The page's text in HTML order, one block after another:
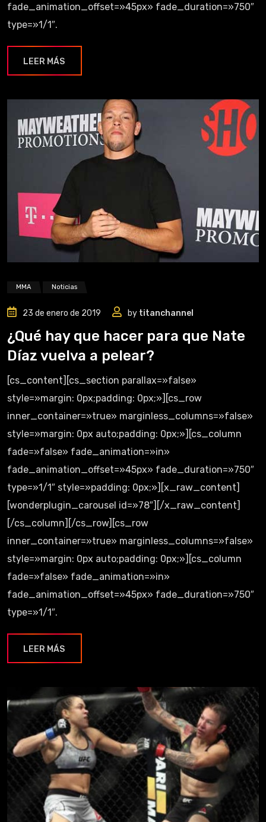
fade_animation_offset=»45px» fade_duration=»750″
type=»1/1″.
LEER MÁS
MMA Noticias
23 de enero de 2019 by titanchannel
¿Qué hay que hacer para que Nate
Díaz vuelva a pelear?
[cs_content][cs_section parallax=»false»
style=»margin: 0px;padding: 0px;»][cs_row
inner_container=»true» marginless_columns=»false»
style=»margin: 0px auto;padding: 0px;»][cs_column
fade=»false» fade_animation=»in»
fade_animation_offset=»45px» fade_duration=»750″
type=»1/1″ style=»padding: 0px;»][x_raw_content]
[wonderplugin_carousel id=»78″][/x_raw_content]
[/cs_column][/cs_row][cs_row
inner_container=»true» marginless_columns=»false»
style=»margin: 0px auto;padding: 0px;»][cs_column
fade=»false» fade_animation=»in»
fade_animation_offset=»45px» fade_duration=»750″
type=»1/1″.
LEER MÁS